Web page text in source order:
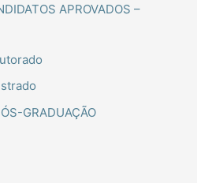
APROVADOS –
GRADUAÇÃO